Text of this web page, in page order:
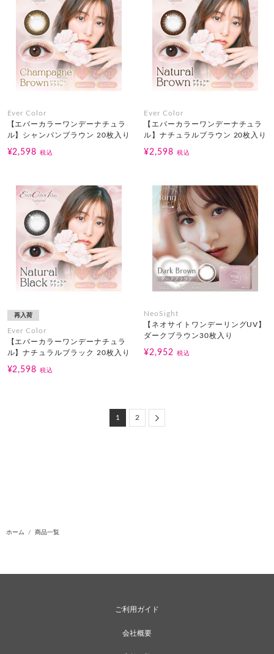
Ever Color
【エバーカラーワンデーナチュラ
ル】シャンパンブラウン 20枚入り
¥2,598税込
Ever Color
【エバーカラーワンデーナチュラ
ル】ナチュラルブラウン 20枚入り
¥2,598 税込
再入荷
Ever Color
【エバーカラーワンデーナチュラ
ル】ナチュラルブラック 20枚入り
¥2,598税込
NeoSight
【ネオサイトワンデーリングUV】
ダークブラウン30枚入り
¥2,952 税込
1 2 Next
ホーム 商品一覧
ご利用ガイド
会社概要